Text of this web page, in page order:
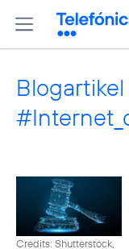
Credits: Shutterstock,